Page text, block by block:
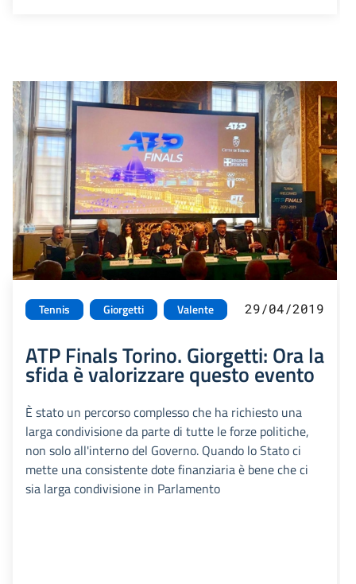
Tennis Giorgetti Valente 29/04/2019
ATP Finals Torino. Giorgetti: Ora la
sfida è valorizzare questo evento
È stato un percorso complesso che ha richiesto una
larga condivisione da parte di tutte le forze politiche,
non solo all'interno del Governo. Quando lo Stato ci
mette una consistente dote finanziaria è bene che ci
sia larga condivisione in Parlamento